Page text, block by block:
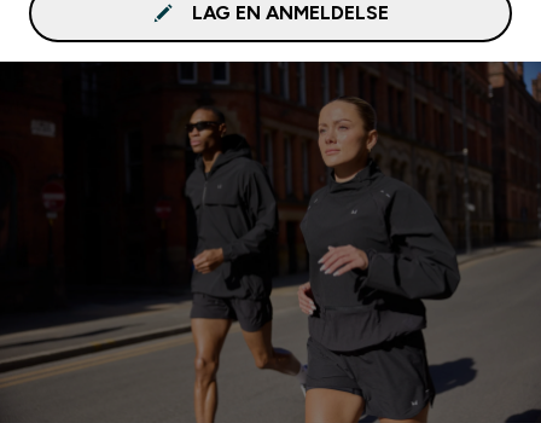
LAG EN ANMELDELSE